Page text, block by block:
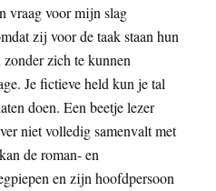
vraag voor mijn slag
zij voor de taak staan hun
zonder zich te kunnen
Je fictieve held kun je tal
doen. Een beetje lezer
niet volledig samenvalt met
de roman- en
en zijn hoofdpersoon